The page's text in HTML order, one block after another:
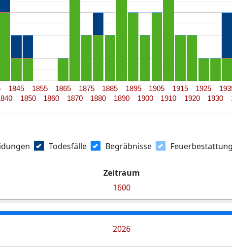
1845
1850
1855
1860
1865
1870
1875
1880
1885
1890
1895
1900
1905
1910
1915
1920
1925
1930
Todesfälle Begräbnisse
Zeitraum
1600
2026